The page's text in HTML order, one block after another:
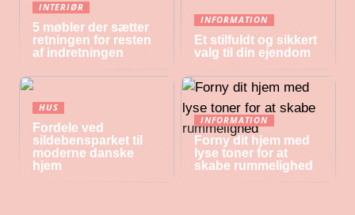
INTERIØR
5 møbler der sætter
retningen for resten
af indretningen
INFORMATION
Et stilfuldt og sikkert
valg til din ejendom
HUS
Fordele ved
sildebensparket til
moderne danske
hjem
INFORMATION
Forny dit hjem med
lyse toner for at
skabe rummelighed